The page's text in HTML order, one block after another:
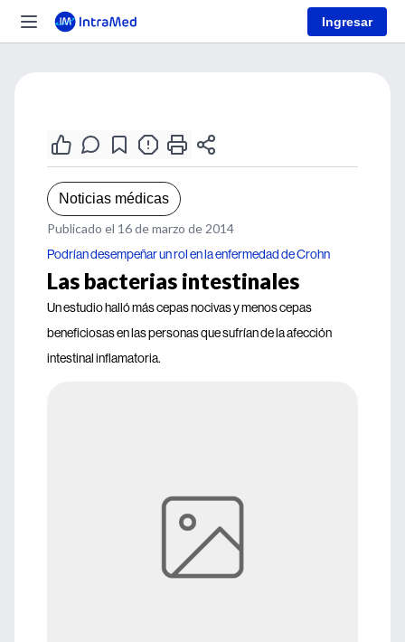
Ingresar
Noticias médicas
Publicado el 16 de marzo de 2014
Podrían desempeñar un rol en la enfermedad de Crohn
Las bacterias intestinales
Un estudio halló más cepas nocivas y menos cepas
beneficiosas en las personas que sufrían de la afección
intestinal inflamatoria.